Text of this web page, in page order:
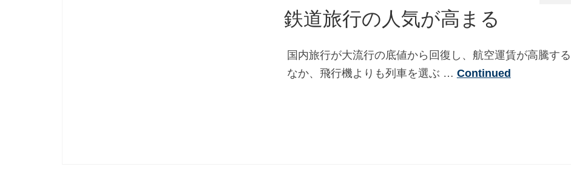
鉄道旅行の人気が高まる
国内旅行が大流行の底値から回復し、航空運賃が高騰する
なか、飛行機よりも列車を選ぶ … Continued